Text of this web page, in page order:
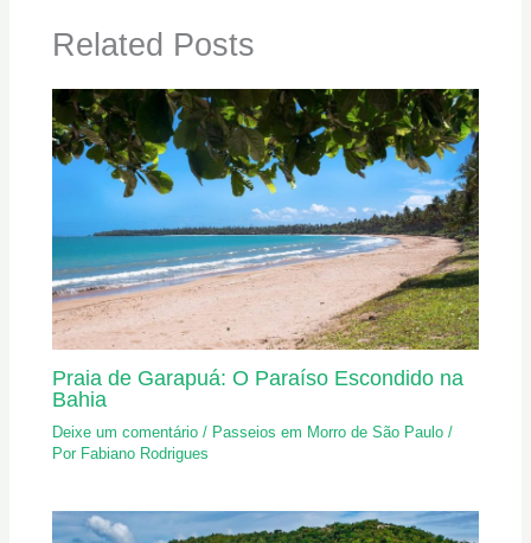
Related Posts
Praia de Garapuá: O Paraíso Escondido na
Bahia
Deixe um comentário / Passeios em Morro de São Paulo /
Por Fabiano Rodrigues